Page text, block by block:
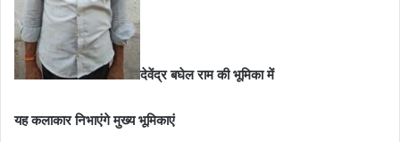
देवेंद्र बघेल राम की भूमिका में
यह कलाकार निभाएंगे मुख्य भूमिकाएं